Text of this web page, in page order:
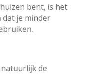
bent, is het
je minder
de